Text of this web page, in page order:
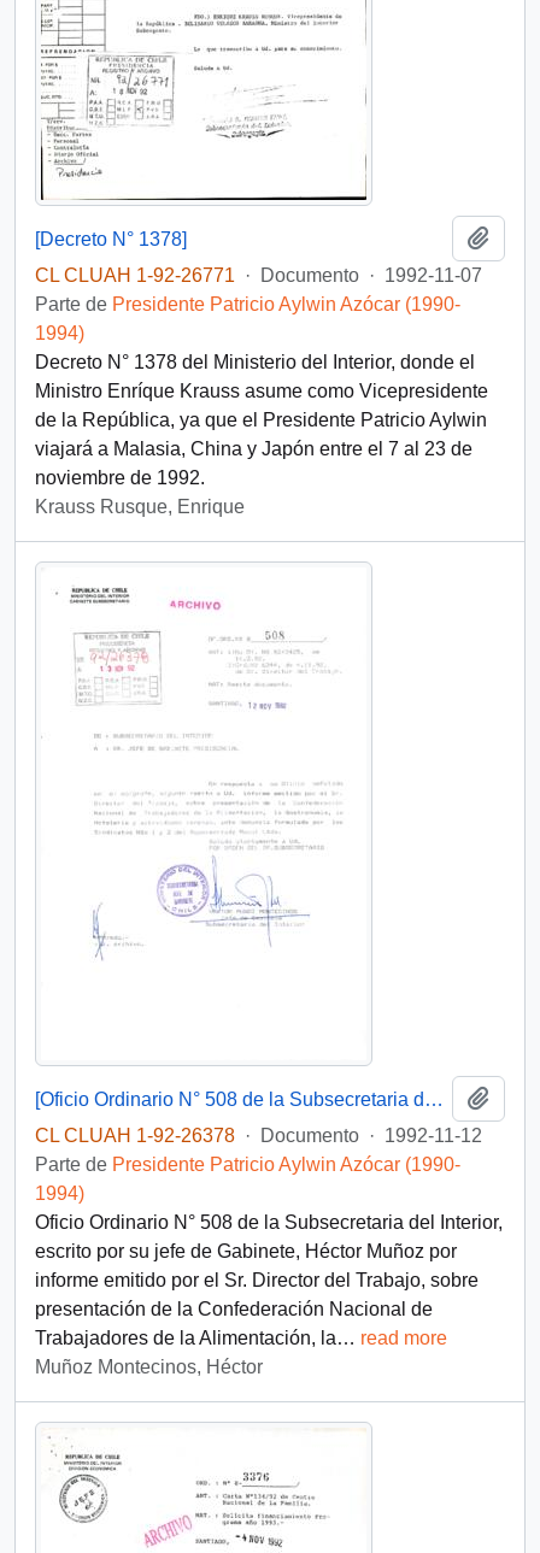
[Decreto N° 1378]
CL CLUAH 1-92-26771
· Documento · 1992-11-07
Parte de Presidente Patricio Aylwin Azócar (1990-
1994)
Decreto N° 1378 del Ministerio del Interior, donde el
Ministro Enríque Krauss asume como Vicepresidente
de la República, ya que el Presidente Patricio Aylwin
viajará a Malasia, China y Japón entre el 7 al 23 de
noviembre de 1992.
Krauss Rusque, Enrique
[Oficio Ordinario N° 508 de la Subsecretaria del Interior]
CL CLUAH 1-92-26378 · Documento · 1992-11-12
Parte de Presidente Patricio Aylwin Azócar (1990-
1994)
Oficio Ordinario N° 508 de la Subsecretaria del Interior,
escrito por su jefe de Gabinete, Héctor Muñoz por
informe emitido por el Sr. Director del Trabajo, sobre
presentación de la Confederación Nacional de
Trabajadores de la Alimentación, la… read more
Muñoz Montecinos, Héctor